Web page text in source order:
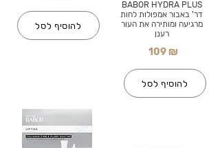
להוסיף לסל
BABOR HYDRA PLUS
דר' באבור אמפולות לחות
מרגיעה ומותירה את העור
רענן
109 ₪
להוסיף לסל